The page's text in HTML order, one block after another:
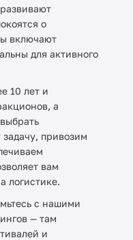
о
включают
для активного
10 лет и
а
привозим
вам
логистике.
с нашими
— там
и